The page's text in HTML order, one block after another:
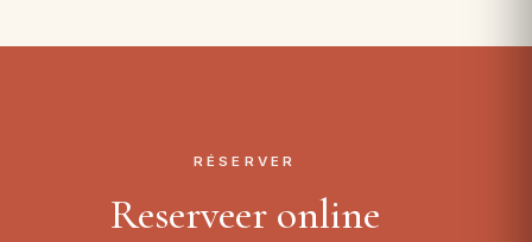
RÉSERVER
Reserveer online